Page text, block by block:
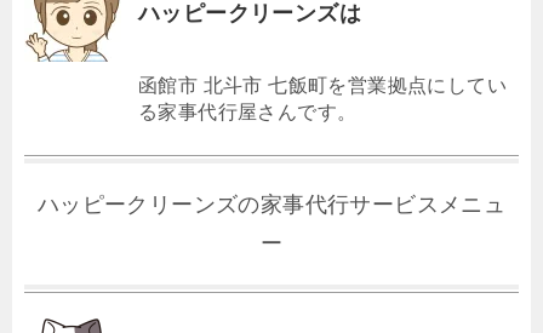
ハッピークリーンズは
函館市 北斗市 七飯町を営業拠点にしてい
る家事代行屋さんです。
ハッピークリーンズの家事代行サービスメニュ
ー